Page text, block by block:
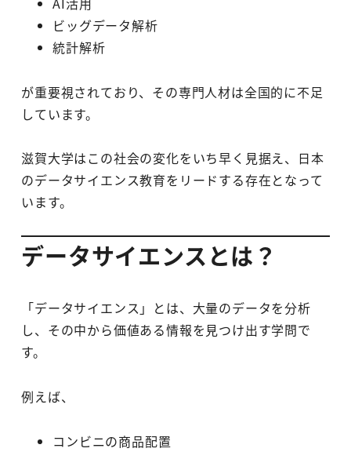
ビッグデータ解析
統計解析
が重要視されており、その専門人材は全国的に不足
しています。
滋賀大学はこの社会の変化をいち早く見据え、日本
のデータサイエンス教育をリードする存在となって
います。
データサイエンスとは？
「データサイエンス」とは、大量のデータを分析
し、その中から価値ある情報を見つけ出す学問で
す。
例えば、
コンビニの商品配置